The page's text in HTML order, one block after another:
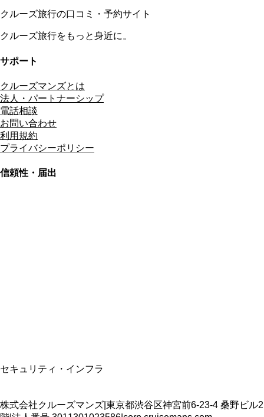
クルーズ旅行の口コミ・予約サイト
クルーズ旅行をもっと身近に。
サポート
クルーズマンズとは
法人・パートナーシップ
電話相談
お問い合わせ
利用規約
プライバシーポリシー
信頼性・届出
セキュリティ・インフラ
株式会社クルーズマンズ 東京都渋谷区神宮前6-23-4 桑野ビル2